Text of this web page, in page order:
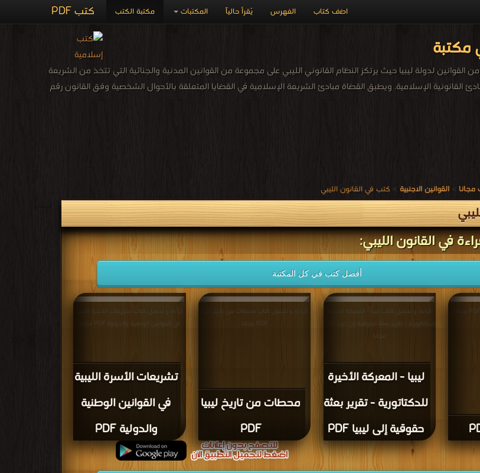
كتب PDF مكتبة الكتب المكتبات يُقرأ حالياً الفهرس اضف كتاب
مكتبة
لدولة ليبيا حيث يرتكز النظام القانوني الليبي على مجموعة من القوانين المدنية والجنائية التي تتخذ من الشريعة
القانونية الإسلامية. ويطبق القضاة مبادئ الشريعة الإسلامية في القضايا المتعلقة بالأحوال الشخصية وفق القانون رقم
> القوانين الاجنبية > كتب في القانون الليبي
في القانون الليبي:
أفضل كتب في كل المكتبة
تشريعات الأسرة الليبية
في القوانين الوطنية
والدولية PDF
قراءة و تحميل كتاب تشريعات الأسرة الليبية
في القوانين الوطنية والدولية PDF مجانا
محطات من تاريخ ليبيا
PDF
قراءة و تحميل كتاب محطات من تاريخ ليبيا
PDF مجانا
ليبيا - المعركة الأخيرة
للدكتاتورية - تقرير بعثة
حقوقية إلى ليبيا PDF
قراءة و تحميل كتاب ليبيا - المعركة الأخيرة
مجانا